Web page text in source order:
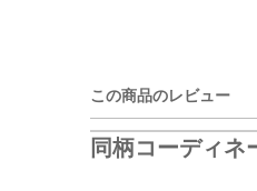
この商品のレビュー
同柄コーディネ